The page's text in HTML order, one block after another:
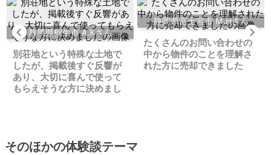
Previous
群馬県桐生市 A.Kさん
別荘地という特殊な土地で
したが、掲載後すぐ反響が
あり、大切に喜んで使って
もらえそうな方に決めまし
静岡県富士宮市 M.Hさん
たくさんのお問い合わせの
中から物件のことを理解さ
れた方に売却できました
そのほかの体験談テーマ